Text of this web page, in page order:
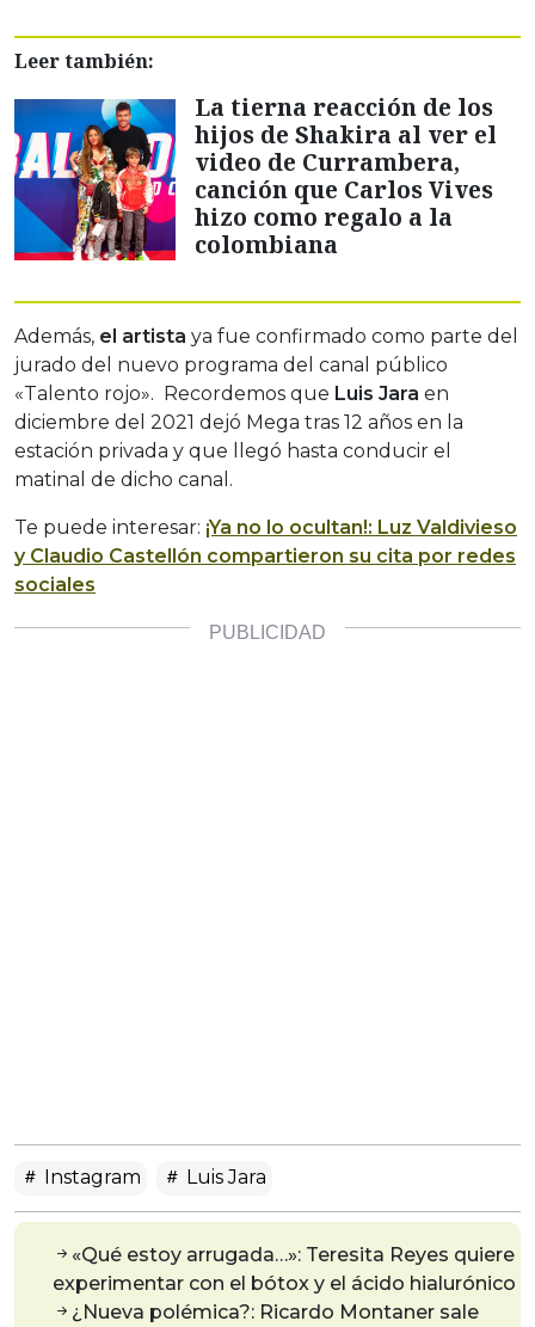
Leer también:
La tierna reacción de los
hijos de Shakira al ver el
video de Currambera,
canción que Carlos Vives
hizo como regalo a la
colombiana
Además, el artista ya fue confirmado como parte del
jurado del nuevo programa del canal público
«Talento rojo». Recordemos que Luis Jara en
diciembre del 2021 dejó Mega tras 12 años en la
estación privada y que llegó hasta conducir el
matinal de dicho canal.
Te puede interesar: ¡Ya no lo ocultan!: Luz Valdivieso
y Claudio Castellón compartieron su cita por redes
sociales
Instagram Luis Jara
«Qué estoy arrugada…»: Teresita Reyes quiere
experimentar con el bótox y el ácido hialurónico
¿Nueva polémica?: Ricardo Montaner sale